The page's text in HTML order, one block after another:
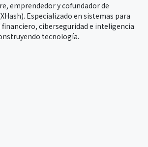
emprendedor y cofundador de
Especializado en sistemas para
ciberseguridad e inteligencia
tecnología.